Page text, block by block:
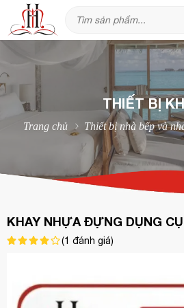
THIẾT BỊ
Trang chủ Thiết bị nhà bếp và
KHAY NHỰA ĐỰNG DỤNG
(1 đánh giá)